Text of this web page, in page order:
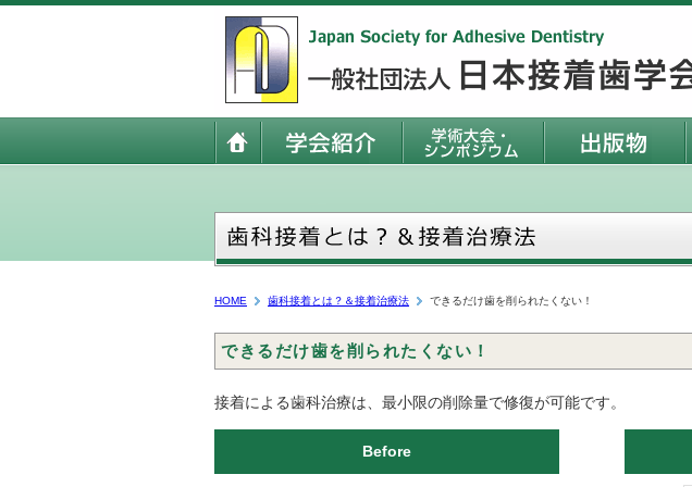
HOME 歯科接着とは？＆接着治療法 できるだけ歯を削られたくない！
できるだけ歯を削られたくない！
接着による歯科治療は、最小限の削除量で修復が可能です。
Before